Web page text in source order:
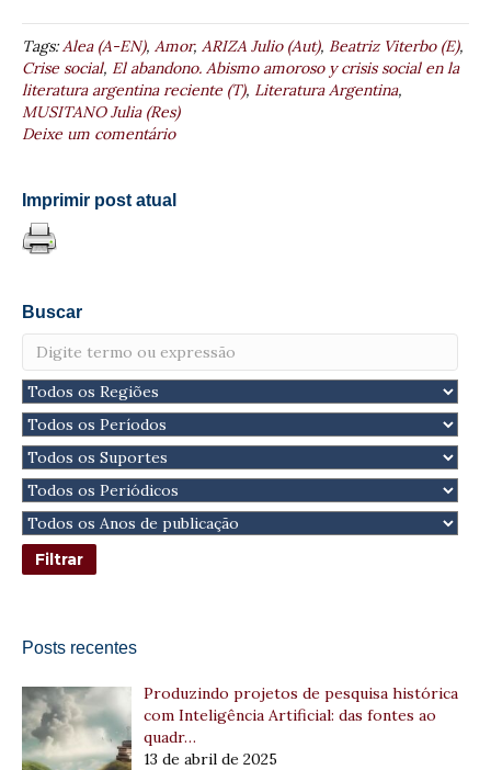
Tags:Alea (A-EN), Amor, ARIZA Julio (Aut), Beatriz Viterbo (E),
Crise social, El abandono. Abismo amoroso y crisis social en la
literatura argentina reciente (T), Literatura Argentina,
MUSITANO Julia (Res)
Deixe um comentário
Imprimir post atual
Buscar
Posts recentes
Produzindo projetos de pesquisa histórica
com Inteligência Artificial: das fontes ao
quadr…
13 de abril de 2025